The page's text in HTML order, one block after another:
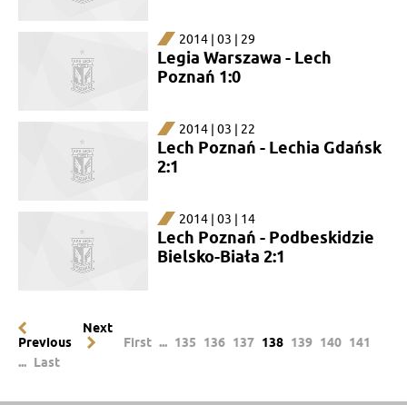
2014 | 03 | 29
Legia Warszawa - Lech
Poznań 1:0
2014 | 03 | 22
Lech Poznań - Lechia Gdańsk
2:1
2014 | 03 | 14
Lech Poznań - Podbeskidzie
Bielsko-Biała 2:1
Previous
Next
First ... 135 136 137 138 139 140 141
... Last